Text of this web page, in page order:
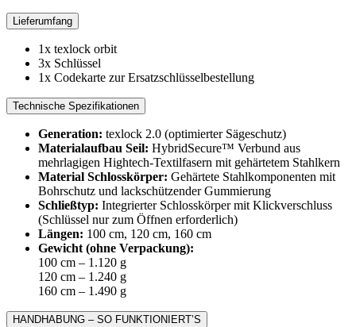
Lieferumfang
1x texlock orbit
3x Schlüssel
1x Codekarte zur Ersatzschlüsselbestellung
Technische Spezifikationen
Generation: texlock 2.0 (optimierter Sägeschutz)
Materialaufbau Seil: HybridSecure™ Verbund aus
mehrlagigen Hightech-Textilfasern mit gehärtetem Stahlkern
Material Schlosskörper: Gehärtete Stahlkomponenten mit
Bohrschutz und lackschützender Gummierung
Schließtyp: Integrierter Schlosskörper mit Klickverschluss
(Schlüssel nur zum Öffnen erforderlich)
Längen: 100 cm, 120 cm, 160 cm
Gewicht (ohne Verpackung):
100 cm – 1.120 g
120 cm – 1.240 g
160 cm – 1.490 g
HANDHABUNG – SO FUNKTIONIERT’S